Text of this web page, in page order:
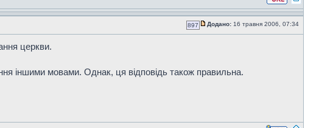
897 Додано: 16 травня 2006, 07:34
церкви.
іншими мовами. Однак, ця відповідь також правильна.